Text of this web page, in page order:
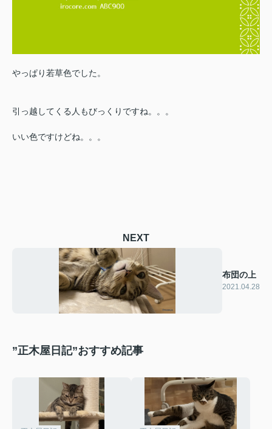
やっぱり若草色でした。
引っ越してくる人もびっくりですね。。。
いい色ですけどね。。。
NEXT
布団の上
2021.04.28
”正木屋日記”おすすめ記事